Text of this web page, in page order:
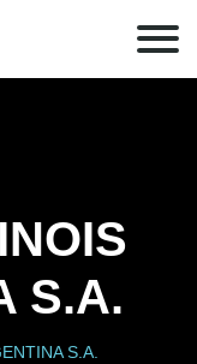
S.A.
S.A.